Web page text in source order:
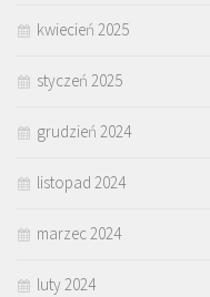
kwiecień 2025
styczeń 2025
grudzień 2024
listopad 2024
marzec 2024
luty 2024